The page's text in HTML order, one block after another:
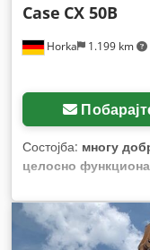
Horka 1.199 km
Case CX 50B
Состојба: многу
целосно
тежина:4.945 кг,
на изградба:2012,
кабина,